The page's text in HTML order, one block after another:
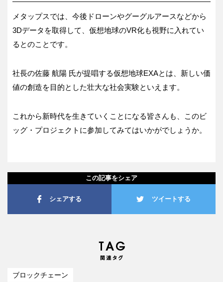
メタップスでは、今後ドローンやグーグルアースなどから
3Dデータを取得して、仮想地球のVR化も視野に入れてい
るとのことです。
社長の佐藤 航陽 氏が提唱する仮想地球EXAとは、新しい価
値の創造を目的とした壮大な社会実験といえます。
これから新時代を生きていくことになる皆さんも、このビ
ッグ・プロジェクトに参加してみてはいかがでしょうか。
この記事をシェア
シェアする ツイートする
ブロックチェーン